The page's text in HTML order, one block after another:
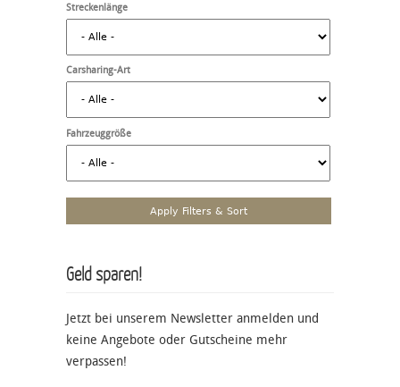
Streckenlänge
Carsharing-Art
Fahrzeuggröße
Geld sparen!
Jetzt bei unserem Newsletter anmelden und
keine Angebote oder Gutscheine mehr
verpassen!